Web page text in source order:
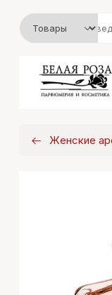
Женские